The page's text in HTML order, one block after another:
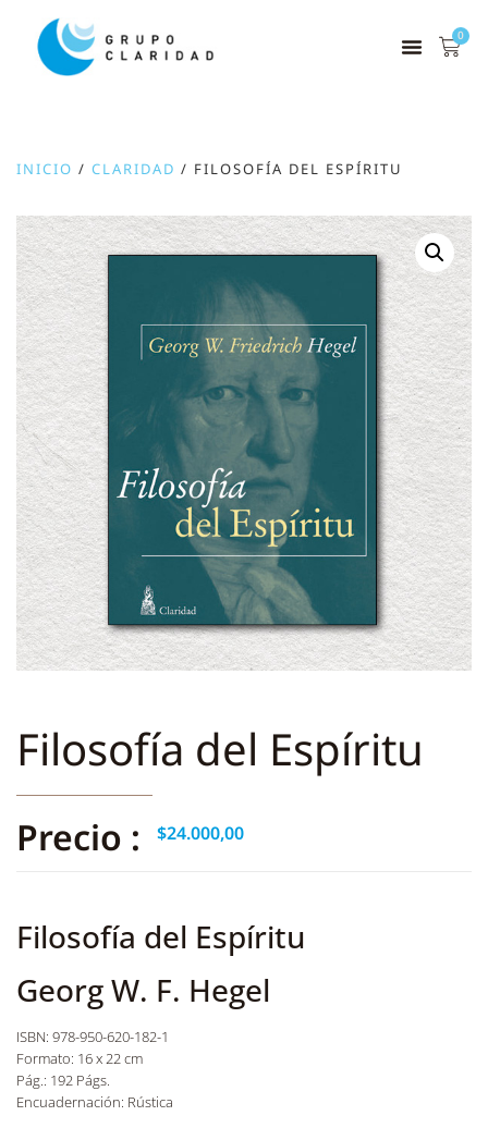
0
INICIO / CLARIDAD / FILOSOFÍA DEL ESPÍRITU
Filosofía del Espíritu
Precio : $24.000,00
Filosofía del Espíritu
Georg W. F. Hegel
ISBN: 978-950-620-182-1
Formato: 16 x 22 cm
Pág.: 192 Págs.
Encuadernación: Rústica